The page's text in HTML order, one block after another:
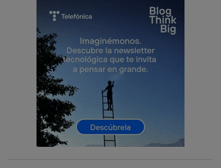
lo que cualquier persona que conecte su dispositivo y
consienta el uso de la tecnología recibirá el mismo
identificador. Típicamente:
Si utilizas una
conexión de banda ancha
el marketing o análisis se realizará en función de las
actividades de navegación de los miembros del hogar
que hayan dado su consentimiento.
Si utilizasdatos móviles
, el marketing será más
personalizado, ya que se basará únicamente en la
navegación del usuario del móvil.
Puedes gestionar los consentimientos Utiq seleccionando
“Administrar Utiq” en la parte inferior de esta página web o
visitando el portal de privacidad de Utiq
(“consenthub”)
. Para más información, consulta
política de privacidad de Utiq.